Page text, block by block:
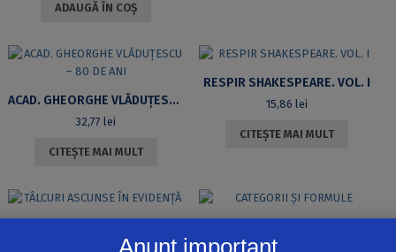
ADAUGĂ ÎN COȘ
ACAD. GHEORGHE VLĂDUŢESCU – 80 DE ANI
32,77lei
CITEȘTE MAI MULT
RESPIR SHAKESPEARE. VOL. I
15,86lei
CITEȘTE MAI MULT
33,83
Anunț important